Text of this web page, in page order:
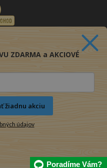
Poradíme Vám?
ZDARMA a AKCIOVÉ
žiadnu akciu
údajov